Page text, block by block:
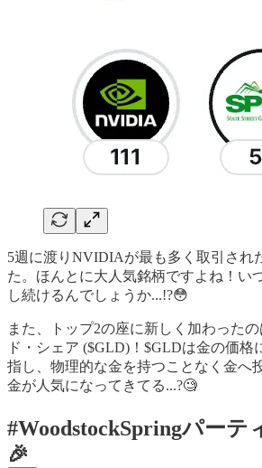
5週に渡りNVIDIAが最も多く取引され
た。ほんとに大人気銘柄ですよね！い
し続けるんでしょうか...!?😳
また、トップ2の座に新しく加わった
ド・シェア ($GLD)！$GLDは金の価格
指し、物理的な金を持つことなく金へ
金が人気になってきてる...?🧐
#WoodstockSpringパーテ
🎉